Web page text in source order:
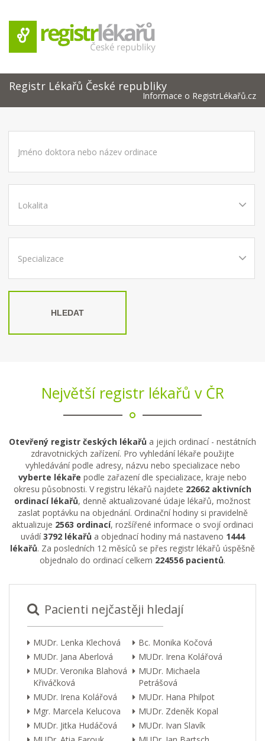
Registr Lékařů České republiky
Informace o RegistrLékařů.cz
HLEDAT
Největší registr lékařů v ČR
Otevřený registr českých lékařů a jejich ordinací - nestátních
zdravotnických zařízení. Pro vyhledání lékaře použijte
vyhledávání podle adresy, názvu nebo specializace nebo
vyberte lékaře podle zařazení dle specializace, kraje nebo
okresu působnosti. V registru lékařů najdete 22662 aktivních
ordinací lékařů, denně aktualizované údaje lékařů, možnost
zaslat poptávku na objednání. Ordinační hodiny si pravidelně
aktualizuje 2563 ordinací, rozšířené informace o svojí ordinaci
uvádí3792 lékařů a objednací hodiny má nastaveno 1444
lékařů. Za posledních 12 měsíců se přes registr lékařů úspěšně
objednalo do ordinací celkem 224556 pacientů.
Pacienti nejčastěji hledají
MUDr. Lenka Klechová
Bc. Monika Kočová
MUDr. Jana Aberlová
MUDr. Irena Kolářová
MUDr. Veronika Blahová
Křiváčková
MUDr. Michaela
Petrášová
MUDr. Irena Kolářová
MUDr. Hana Philpot
Mgr. Marcela Kelucova
MUDr. Zdeněk Kopal
MUDr. Jitka Hudáčová
MUDr. Ivan Slavík